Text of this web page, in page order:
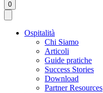
0
Ospitalità
Chi Siamo
Articoli
Guide pratiche
Success Stories
Download
Partner Resources